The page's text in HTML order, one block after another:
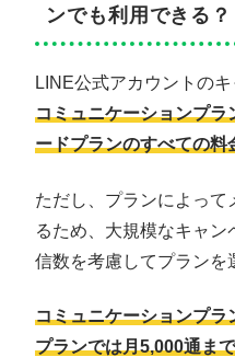
ンでも利用できる？
LINE公式アカウントの
コミュニケーションプラ
ードプランのすべての料
ただし、プランによって
るため、大規模なキャ
信数を考慮してプランを
コミュニケーションプラ
プランでは月5,000通ま